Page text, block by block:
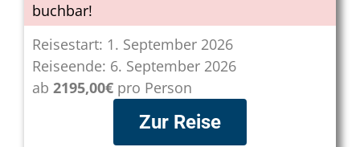
buchbar!
Reisestart: 1. September 2026
Reiseende: 6. September 2026
ab 2195,00€ pro Person
Zur Reise